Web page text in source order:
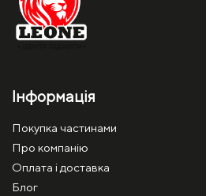
Інформація
Покупка частинами
Про компанію
Оплата і доставка
Блог